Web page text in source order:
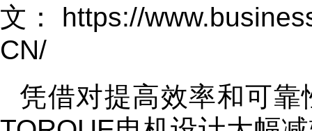
文： https://
CN/
凭借对提高效率和可